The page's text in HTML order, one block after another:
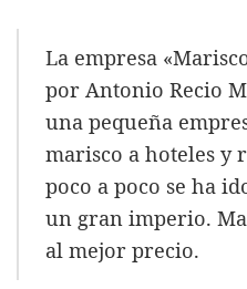
La empresa
por Antonio Recio
una pequeña
marisco a hoteles y
poco a poco se ha
un gran imperio.
al mejor precio.